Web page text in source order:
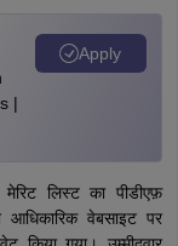
|
Apply
लिस्ट का पीडीएफ़
वेबसाइट पर